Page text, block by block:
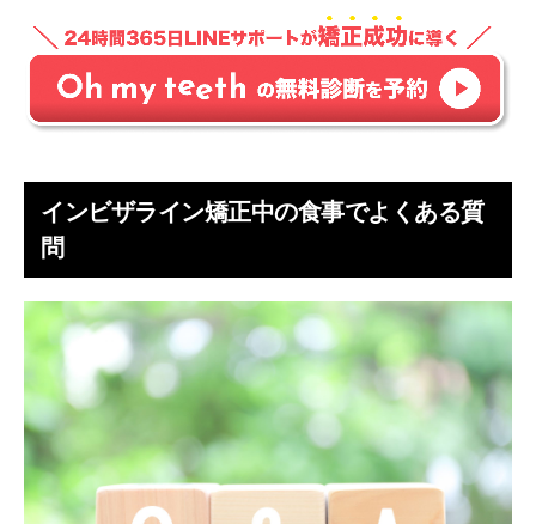
インビザライン矯正中の食事でよくある質
問